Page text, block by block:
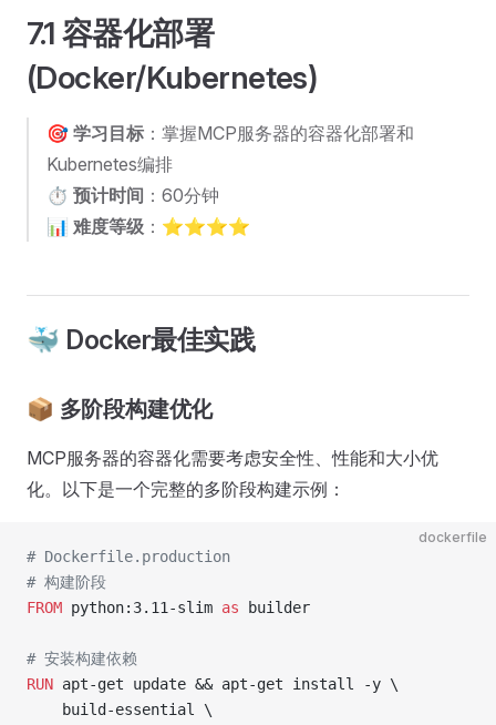
7.1 容器化部署
(Docker/Kubernetes)
🎯 学习目标 ：掌握MCP服务器的容器化部署和
Kubernetes编排
⏱️ 预计时间 ：60分钟
📊 难度等级 ：⭐⭐⭐⭐
🐳 Docker最佳实践
📦 多阶段构建优化
MCP服务器的容器化需要考虑安全性、性能和大小优
化。以下是一个完整的多阶段构建示例：
dockerfile
# Dockerfile.production
# 构建阶段
FROM python:3.11-slim as builder
# 安装构建依赖
RUN apt-get update && apt-get install -y \
    build-essential \